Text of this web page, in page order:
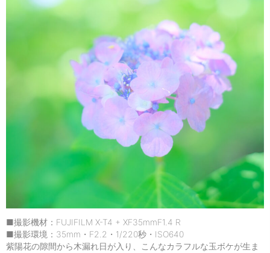
■撮影機材：FUJIFILM X-T4 + XF35mmF1.4 R
■撮影環境：35mm・F2.2・1/220秒・ISO640
紫陽花の隙間から木漏れ日が入り、こんなカラフルな玉ボケが生ま